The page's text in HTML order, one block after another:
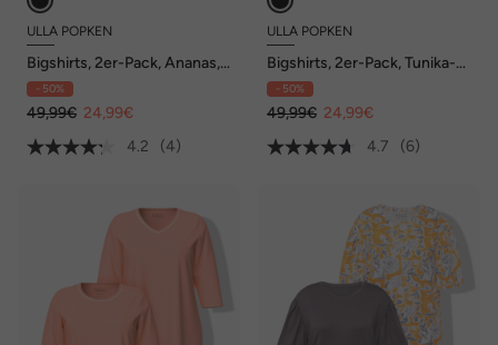
ULLA POPKEN
Bigshirts, 2er-Pack, Ananas,
Halbarm, Carree-/V-
Ausschnitt
- 50%
49,99€ 24,99€
4.2
(4)
ULLA POPKEN
Bigshirts, 2er-Pack, Tunika-
Ausschnitt, Langarm
- 50%
49,99€ 24,99€
4.7
(6)